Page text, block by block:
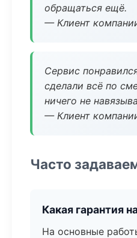
обращаться ещё.
— Клиент
Сервис
сделали всё по
ничего не
— Клиент
Часто
Какая гарантия
На основные